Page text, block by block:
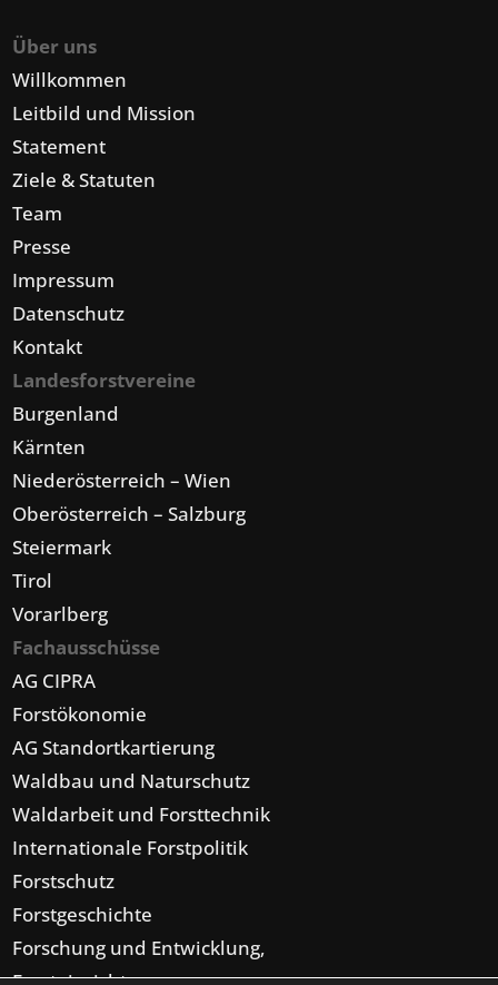
Über uns
Willkommen
Leitbild und Mission
Statement
Ziele & Statuten
Team
Presse
Impressum
Datenschutz
Kontakt
Landesforstvereine
Burgenland
Kärnten
Niederösterreich – Wien
Oberösterreich – Salzburg
Steiermark
Tirol
Vorarlberg
Fachausschüsse
AG CIPRA
Forstökonomie
AG Standortkartierung
Waldbau und Naturschutz
Waldarbeit und Forsttechnik
Internationale Forstpolitik
Forstschutz
Forstgeschichte
Forschung und Entwicklung,